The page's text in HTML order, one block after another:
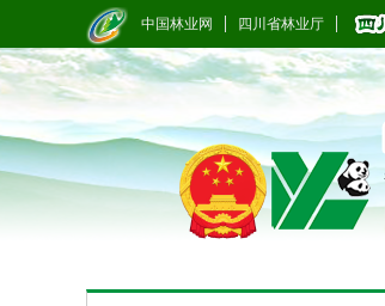
中国林业网 四川省林业厅